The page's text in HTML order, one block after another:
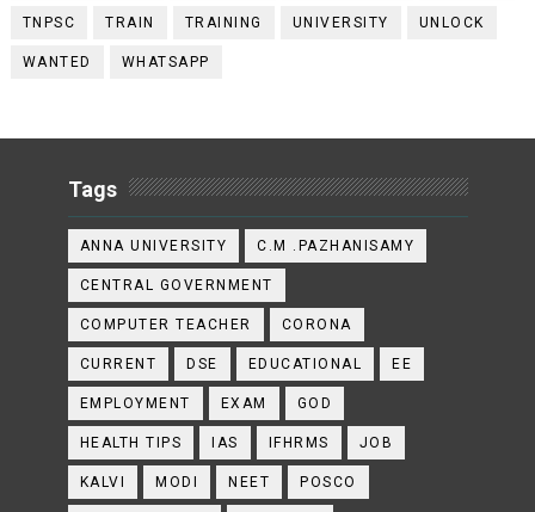
TNPSC TRAIN TRAINING UNIVERSITY UNLOCK
WANTED WHATSAPP
Tags
ANNA UNIVERSITY C.M .PAZHANISAMY
CENTRAL GOVERNMENT
COMPUTER TEACHER CORONA
CURRENT DSE EDUCATIONAL EE
EMPLOYMENT EXAM GOD
HEALTH TIPS IAS IFHRMS JOB
KALVI MODI NEET POSCO